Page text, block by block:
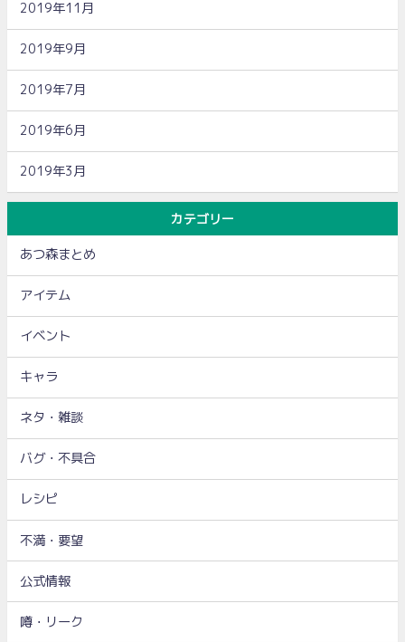
2019年11月
2019年9月
2019年7月
2019年6月
2019年3月
カテゴリー
あつ森まとめ
アイテム
イベント
キャラ
ネタ・雑談
バグ・不具合
レシピ
不満・要望
公式情報
噂・リーク